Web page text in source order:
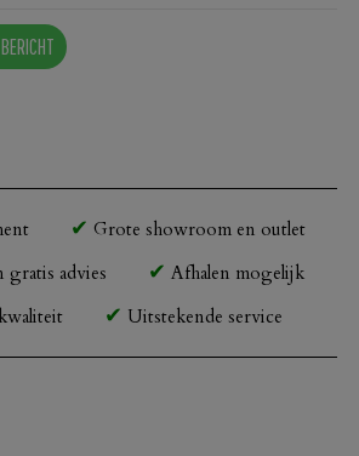
Grote showroom en outlet
gratis advies
Afhalen mogelijk
Uitstekende service